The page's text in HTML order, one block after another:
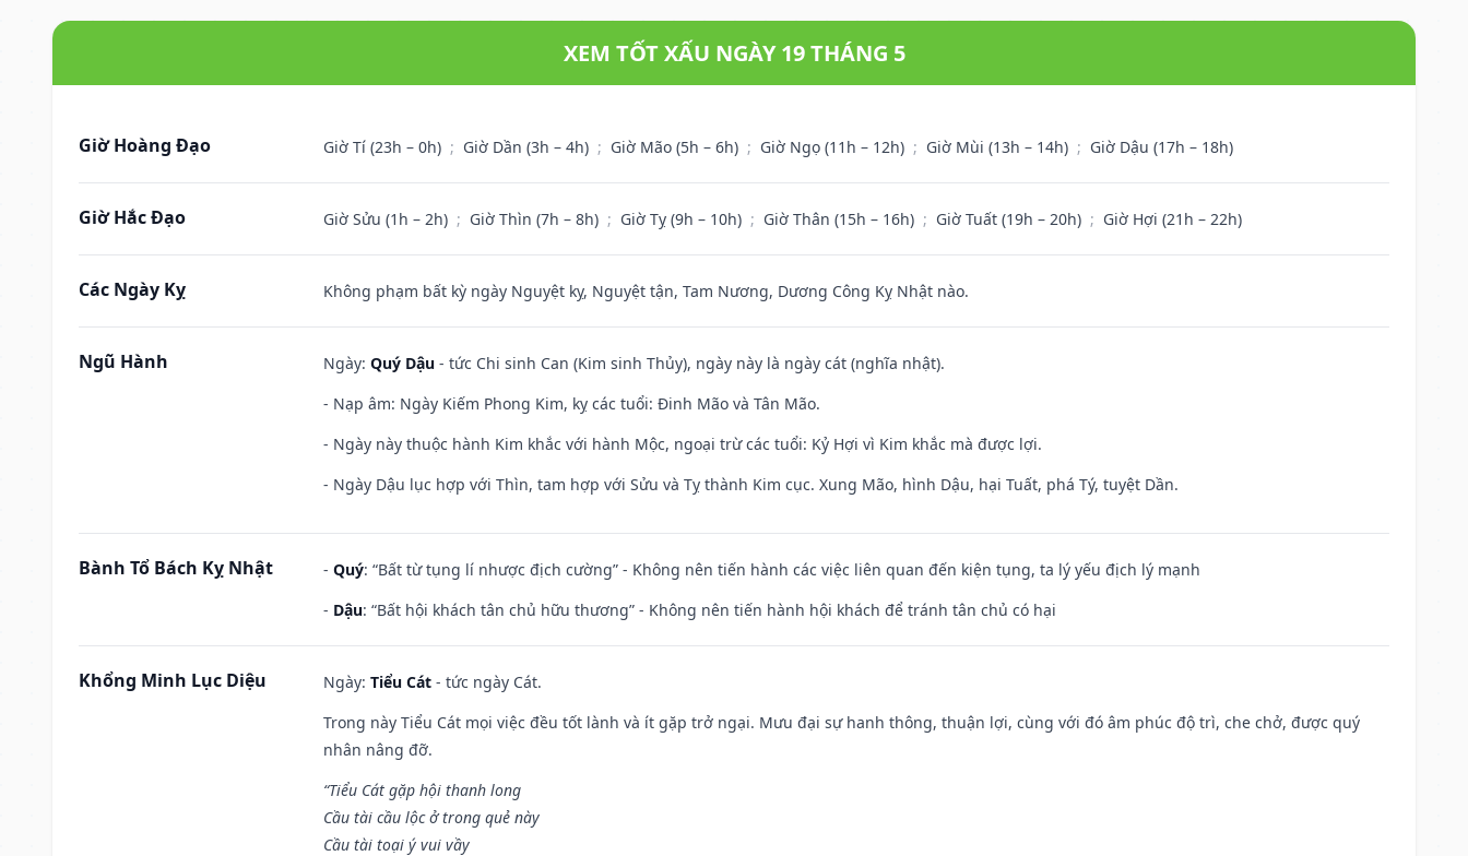
XEM TỐT XẤU NGÀY 19 THÁNG 5
Giờ Hoàng Đạo Giờ Tí (23h – 0h) ; Giờ Dần (3h – 4h) ; Giờ Mão (5h – 6h) ; Giờ Ngọ (11h – 12h) ; Giờ Mùi (13h – 14h) ; Giờ Dậu (17h – 18h)
Giờ Hắc Đạo Giờ Sửu (1h – 2h) ; Giờ Thìn (7h – 8h) ; Giờ Tỵ (9h – 10h) ; Giờ Thân (15h – 16h) ; Giờ Tuất (19h – 20h) ; Giờ Hợi (21h – 22h)
Các Ngày Kỵ Không phạm bất kỳ ngày Nguyệt kỵ, Nguyệt tận, Tam Nương, Dương Công Kỵ Nhật nào.
Ngũ Hành Ngày: Quý Dậu - tức Chi sinh Can (Kim sinh Thủy), ngày này là ngày cát (nghĩa nhật).
- Nạp âm: Ngày Kiếm Phong Kim, kỵ các tuổi: Đinh Mão và Tân Mão.
- Ngày này thuộc hành Kim khắc với hành Mộc, ngoại trừ các tuổi: Kỷ Hợi vì Kim khắc mà được lợi.
- Ngày Dậu lục hợp với Thìn, tam hợp với Sửu và Tỵ thành Kim cục. Xung Mão, hình Dậu, hại Tuất, phá Tý, tuyệt Dần.
Bành Tổ Bách Kỵ Nhật - Quý: “Bất từ tụng lí nhược địch cường” - Không nên tiến hành các việc liên quan đến kiện tụng, ta lý yếu địch lý mạnh
- Dậu: “Bất hội khách tân chủ hữu thương” - Không nên tiến hành hội khách để tránh tân chủ có hại
Khổng Minh Lục Diệu Ngày: Tiểu Cát - tức ngày Cát.
Trong này Tiểu Cát mọi việc đều tốt lành và ít gặp trở ngại. Mưu đại sự hanh thông, thuận lợi, cùng với đó âm phúc độ trì, che chở, được quý
nhân nâng đỡ.
“Tiểu Cát gặp hội thanh long
Cầu tài cầu lộc ở trong quẻ này
Cầu tài toại ý vui vầy